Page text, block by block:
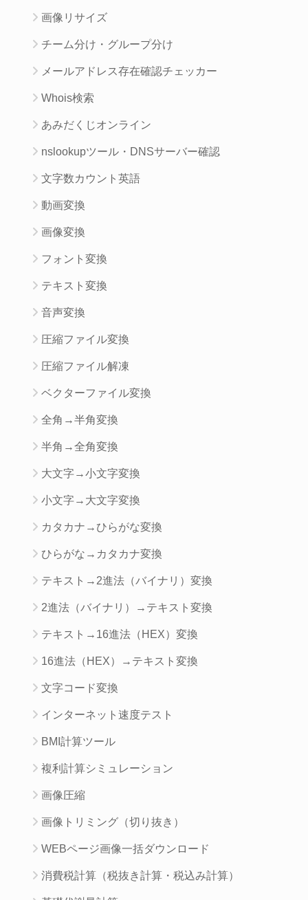
画像リサイズ
チーム分け・グループ分け
メールアドレス存在確認チェッカー
Whois検索
あみだくじオンライン
nslookupツール・DNSサーバー確認
文字数カウント英語
動画変換
画像変換
フォント変換
テキスト変換
音声変換
圧縮ファイル変換
圧縮ファイル解凍
ベクターファイル変換
全角→半角変換
半角→全角変換
大文字→小文字変換
小文字→大文字変換
カタカナ→ひらがな変換
ひらがな→カタカナ変換
テキスト→2進法（バイナリ）変換
2進法（バイナリ）→テキスト変換
テキスト→16進法（HEX）変換
16進法（HEX）→テキスト変換
文字コード変換
インターネット速度テスト
BMI計算ツール
複利計算シミュレーション
画像圧縮
画像トリミング（切り抜き）
WEBページ画像一括ダウンロード
消費税計算（税抜き計算・税込み計算）